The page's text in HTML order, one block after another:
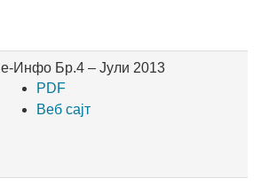
е-Инфо Бр.4 – Јули 2013
PDF
Веб сајт